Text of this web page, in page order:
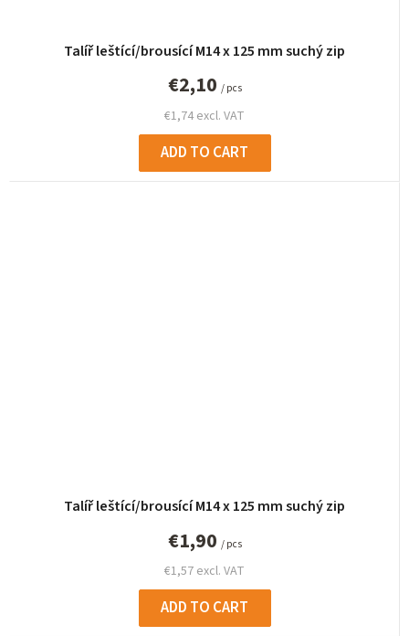
Talíř leštící/brousící M14 x 125 mm suchý zip
€1,74 excl. VAT
€2,10 / pcs
ADD TO CART
Talíř leštící/brousící M14 x 125 mm suchý zip
€1,57 excl. VAT
€1,90 / pcs
ADD TO CART